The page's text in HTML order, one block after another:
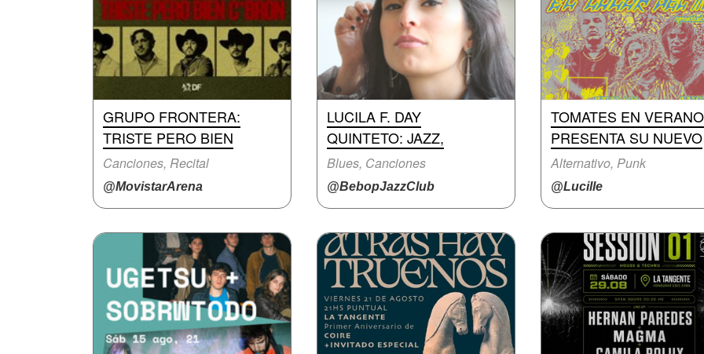
GRUPO FRONTERA:
TRISTE PERO BIEN
Canciones, Recital
@MovistarArena
LUCILA F. DAY
QUINTETO: JAZZ,
Blues, Canciones
@BebopJazzClub
TOMATES EN VERANO
PRESENTA SU NUEVO
Alternativo, Punk
@Lucille